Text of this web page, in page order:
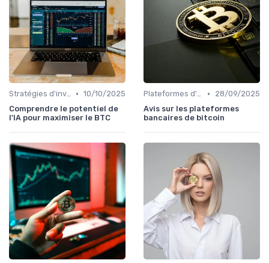
Stratégies d'investissement • 10/10/2025
Comprendre le potentiel de
l'IA pour maximiser le BTC
Plateformes d'échange et portefeuilles •
28/09/2025
Avis sur les plateformes
bancaires de bitcoin